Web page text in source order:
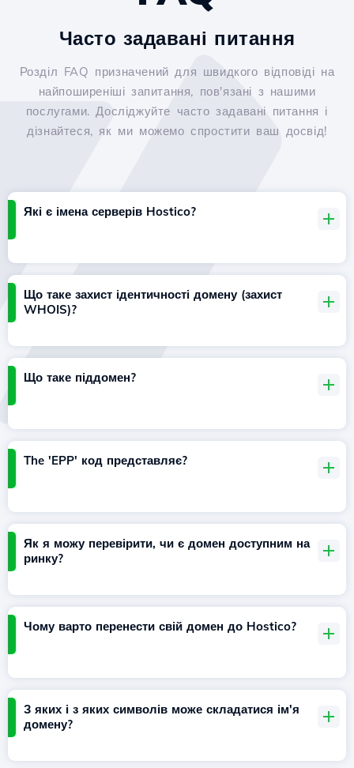
Часто задавані питання
Розділ FAQ призначений для швидкого відповіді на
найпоширеніші запитання, пов'язані з нашими
послугами. Досліджуйте часто задавані питання і
дізнайтеся, як ми можемо спростити ваш досвід!
Які є імена серверів Hostico?
Що таке захист ідентичності домену (захист
WHOIS)?
Що таке піддомен?
The 'EPP' код представляє?
Як я можу перевірити, чи є домен доступним на
ринку?
Чому варто перенести свій домен до Hostico?
З яких і з яких символів може складатися ім'я
домену?